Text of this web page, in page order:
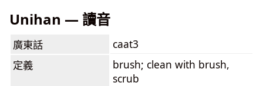
Unihan — 讀音
廣東話
caat3
定義
brush; clean with brush,
scrub